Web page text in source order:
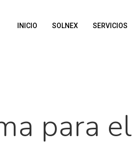
INICIO SOLNEX SERVICIOS
para el